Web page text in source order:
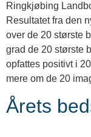
Ringkjøbing
Resultatet fra den
over de 20 største
grad de 20 største
opfattes positivt i
mere om de 20
Årets